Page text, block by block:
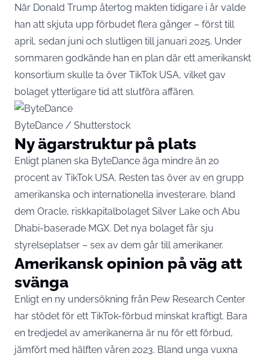
När Donald Trump återtog makten tidigare i år valde
han att skjuta upp förbudet flera gånger – först till
april, sedan juni och slutligen till januari 2025. Under
sommaren godkände han en plan där ett amerikanskt
konsortium skulle ta över TikTok USA, vilket gav
bolaget ytterligare tid att slutföra affären.
ByteDance / Shutterstock
Ny ägarstruktur på plats
Enligt planen ska ByteDance äga mindre än 20
procent av TikTok USA. Resten tas över av en grupp
amerikanska och internationella investerare, bland
dem Oracle, riskkapitalbolaget Silver Lake och Abu
Dhabi-baserade MGX. Det nya bolaget får sju
styrelseplatser – sex av dem går till amerikaner.
Amerikansk opinion på väg att
svänga
Enligt en ny undersökning från Pew Research Center
har stödet för ett TikTok-förbud minskat kraftigt. Bara
en tredjedel av amerikanerna är nu för ett förbud,
jämfört med hälften våren 2023. Bland unga vuxna